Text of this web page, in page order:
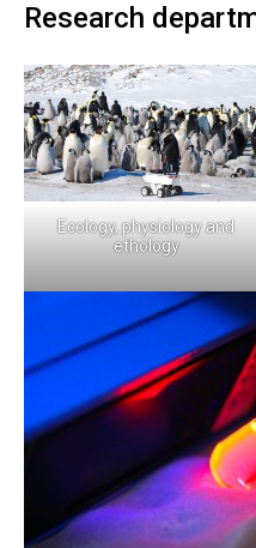
Research
Ecology, physiology and
ethology